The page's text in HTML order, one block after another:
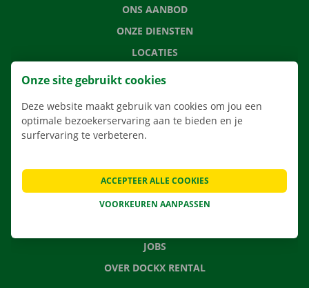
ONS AANBOD
ONZE DIENSTEN
LOCATIES
APP
VEELGESTELDE VRAGEN
NIEUWS
JOBS
OVER DOCKX RENTAL
Onze site gebruikt cookies
Deze website maakt gebruik van cookies om jou een
optimale bezoekerservaring aan te bieden en je
surfervaring te verbeteren.
VOORKEUREN AANPASSEN
ACCEPTEER ALLE COOKIES